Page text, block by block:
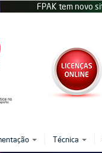
FPAK tem novo site
Técnica